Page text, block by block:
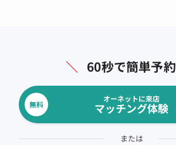
＼ 60秒で簡単予約
無料
オーネットに来店
マッチング体験
または